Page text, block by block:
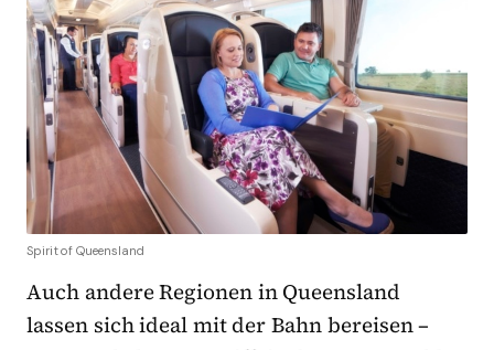
Spirit of Queensland
Auch andere Regionen in Queensland
lassen sich ideal mit der Bahn bereisen –